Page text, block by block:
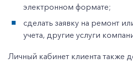
электронном формате;
сделать заявку на ремонт
учета, другие услуги
Личный кабинет клиента также